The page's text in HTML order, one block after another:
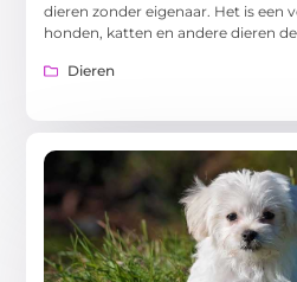
dieren zonder eigenaar. Het is een
honden, katten en andere dieren de
Dieren